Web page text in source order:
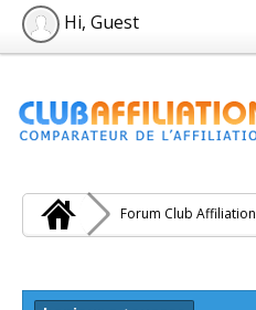
Hi, Guest
Forum Club Affiliation